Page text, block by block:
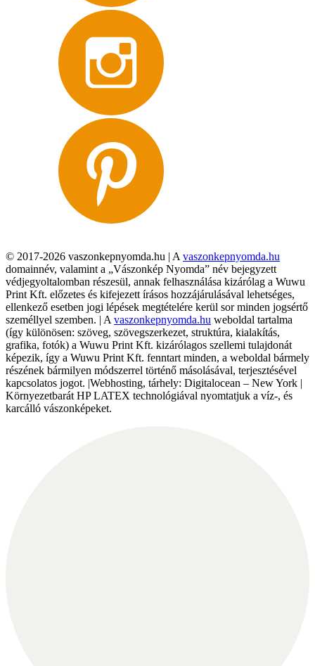
© 2017-2026 vaszonkepnyomda.hu | A vaszonkepnyomda.hu
domainnév, valamint a „Vászonkép Nyomda” név bejegyzett
védjegyoltalomban részesül, annak felhasználása kizárólag a Wuwu
Print Kft. előzetes és kifejezett írásos hozzájárulásával lehetséges,
ellenkező esetben jogi lépések megtételére kerül sor minden jogsértő
személlyel szemben. | A vaszonkepnyomda.hu weboldal tartalma
(így különösen: szöveg, szövegszerkezet, struktúra, kialakítás,
grafika, fotók) a Wuwu Print Kft. kizárólagos szellemi tulajdonát
képezik, így a Wuwu Print Kft. fenntart minden, a weboldal bármely
részének bármilyen módszerrel történő másolásával, terjesztésével
kapcsolatos jogot. |Webhosting, tárhely: Digitalocean – New York |
Környezetbarát HP LATEX technológiával nyomtatjuk a víz-, és
karcálló vászonképeket.